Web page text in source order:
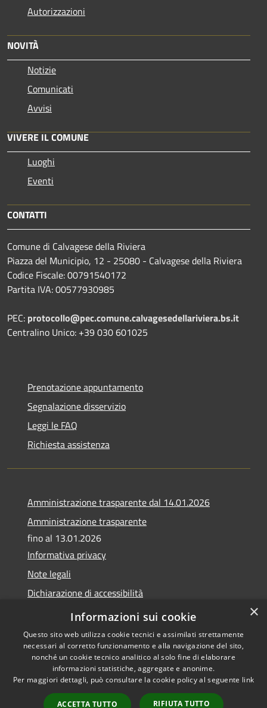
Autorizzazioni
NOVITÀ
Notizie
Comunicati
Avvisi
VIVERE IL COMUNE
Luoghi
Eventi
CONTATTI
Comune di Calvagese della Riviera
Piazza del Municipio, 12 - 25080 - Calvagese della Riviera
Codice Fiscale: 00791540172
Partita IVA: 00577930985
PEC: protocollo@pec.comune.calvagesedellariviera.bs.it
Centralino Unico: +39 030 601025
Prenotazione appuntamento
Segnalazione disservizio
Leggi le FAQ
Richiesta assistenza
Amministrazione trasparente dal 14.01.2026
Amministrazione trasparente
fino al 13.01.2026
Informativa privacy
Note legali
Dichiarazione di accessibilità
Obiettivi di accessibilità
Accessibilità
Copyright © 2026 • Comune di
Calvagese della Riviera •
Powered byMunicipium
×
Informazioni sui cookie
Questo sito web utilizza cookie tecnici e assimilati strettamente
necessari al corretto funzionamento e alla navigazione del sito,
nonché un cookie tecnico analitico al solo fine di elaborare
informazioni statistiche, aggregate e anonime.
Per maggiori dettagli, può consultare la cookie policy al seguente link
ACCETTA TUTTO RIFIUTA TUTTO